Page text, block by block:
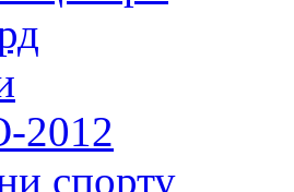
2012
спорту